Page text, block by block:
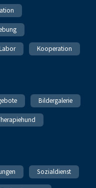
Kooperation
Bildergalerie
Sozialdienst